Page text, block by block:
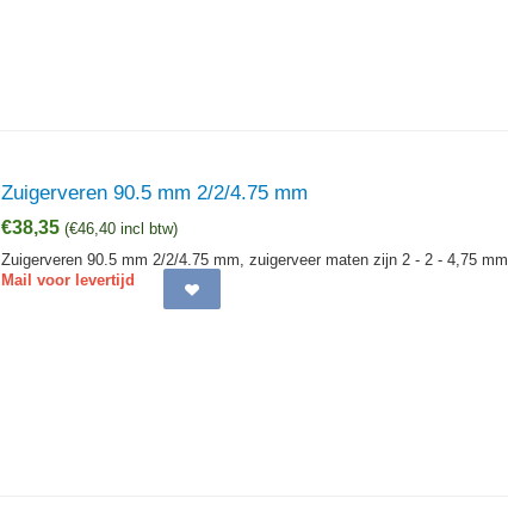
Zuigerveren 90.5 mm 2/2/4.75 mm
€38,35 (€46,40 incl btw)
Zuigerveren 90.5 mm 2/2/4.75 mm, zuigerveer maten zijn 2 - 2 - 4,75 mm
Mail voor levertijd